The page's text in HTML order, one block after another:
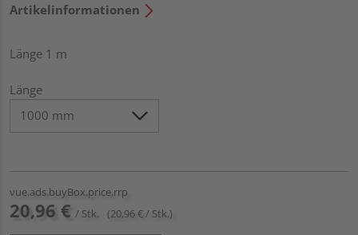
Artikelinformationen
Länge 1 m
Länge
vue.ads.buyBox.price.rrp
20,96 € / Stk. (20,96 € / Stk.)